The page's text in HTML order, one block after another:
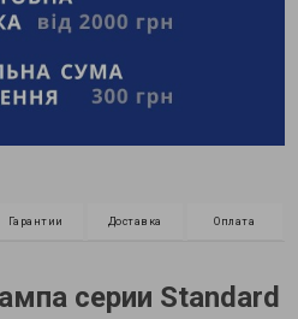
Гарантии Доставка Оплата
серии Standard